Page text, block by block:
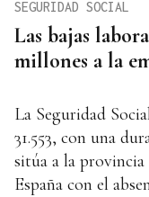
Las bajas
millones a la
SEGURIDAD SOCIAL
La Seguridad
31.553, con una
sitúa a la provincia
España con el